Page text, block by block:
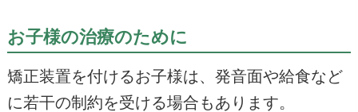
お子様の治療のために
矯正装置を付けるお子様は、発音面や給食など
に若干の制約を受ける場合もあります。